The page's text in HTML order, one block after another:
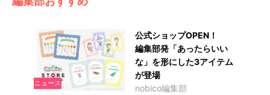
ニュース
公式ショップOPEN！
編集部発「あったらいい
な」を形にした3アイテム
が登場
nobico編集部